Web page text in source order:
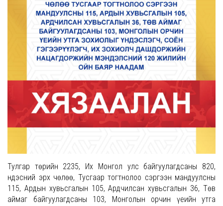
Тулгар төрийн 2235, Их Монгол улс байгуулагдсаны 820,
Үндэсний эрх чөлөө, Тусгаар тогтнолоо сэргээн мандуулсны
115, Ардын хувьсгалын 105, Ардчилсан хувьсгалын 36, Төв
аймаг байгуулагдсаны 103, Монголын орчин үеийн утга